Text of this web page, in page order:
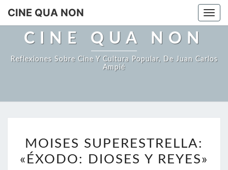
Saltar
contenido
CINE QUA NON
CINE QUA NON
Reflexiones Sobre Cine Y Cultura Popular, De Juan Carlos
Ampié
SUPERESTRELLA:
«ÉXODO:
MOISES SUPERESTRELLA:
«ÉXODO: DIOSES Y REYES»